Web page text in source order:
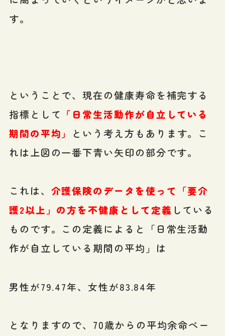
す。
ということで、現在の健康寿命を補完する
指標として 「日常生活動作が自立している
期間の平均」
という考え方もあります。こ
れは上図の一番下青い矢印の部分です。
これは、 介護保険のデータを使って「要介
護2以上」の方を不健康として定義 している
ものです。この定義によると「日常生活動
作が自立している期間の平均」は
男性が79.47年、女性が83.84年
となりますので、70歳からの平均余命ベー